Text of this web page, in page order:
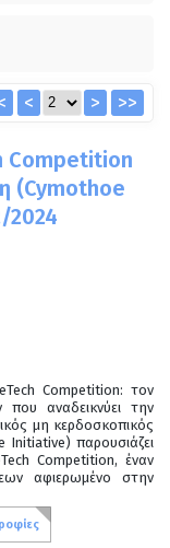
< > >>
Competition
(Cymothoe
2024
Competition: τον
που αναδεικνύει την
μη κερδοσκοπικός
παρουσιάζει
Competition, έναν
αφιερωμένο στην